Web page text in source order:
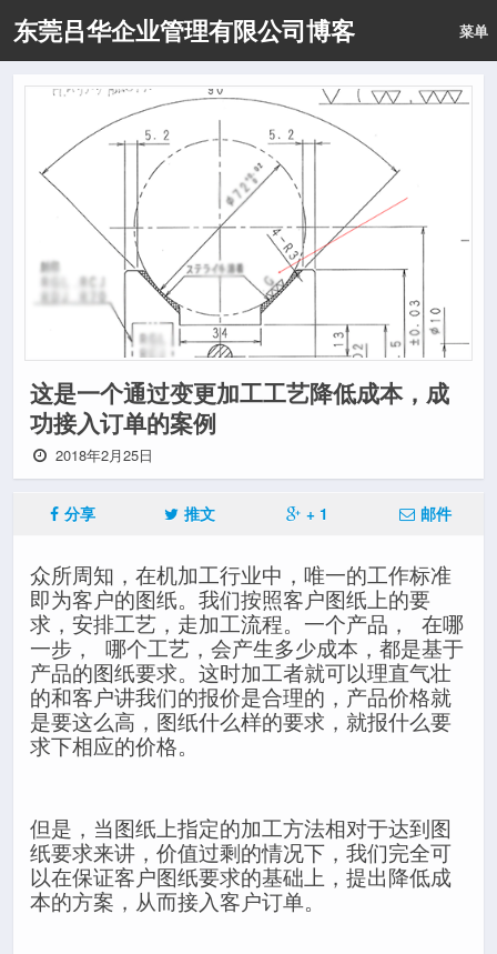
东莞吕华企业管理有限公司博客 菜单
这是一个通过变更加工工艺降低成本，成
功接入订单的案例
2018年2月25日
分享 推文 + 1 邮件
众所周知，在机加工行业中，唯一的工作标准
即为客户的图纸。我们按照客户图纸上的要
求，安排工艺，走加工流程。一个产品， 在哪
一步， 哪个工艺，会产生多少成本，都是基于
产品的图纸要求。这时加工者就可以理直气壮
的和客户讲我们的报价是合理的，产品价格就
是要这么高，图纸什么样的要求，就报什么要
求下相应的价格。
但是，当图纸上指定的加工方法相对于达到图
纸要求来讲，价值过剩的情况下，我们完全可
以在保证客户图纸要求的基础上，提出降低成
本的方案，从而接入客户订单。